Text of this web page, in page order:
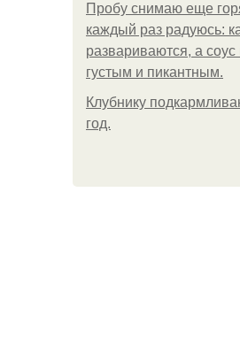
Пробу снимаю еще
каждый раз радуюсь:
развариваются, а соус
густым и пикантным.
Клубнику
гoд.